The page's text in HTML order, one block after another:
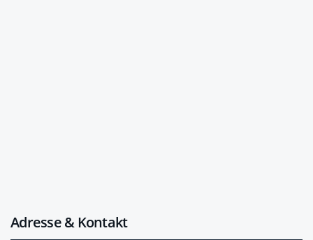
Adresse & Kontakt